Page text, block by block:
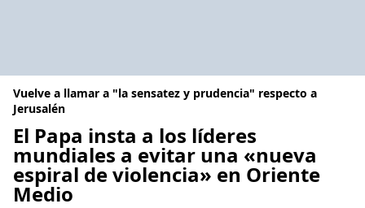
Vuelve a llamar a "la sensatez y prudencia" respecto a
Jerusalén
El Papa insta a los líderes
mundiales a evitar una «nueva
espiral de violencia» en Oriente
Medio